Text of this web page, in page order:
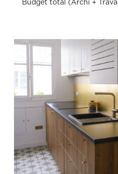
Budget total (Archi +